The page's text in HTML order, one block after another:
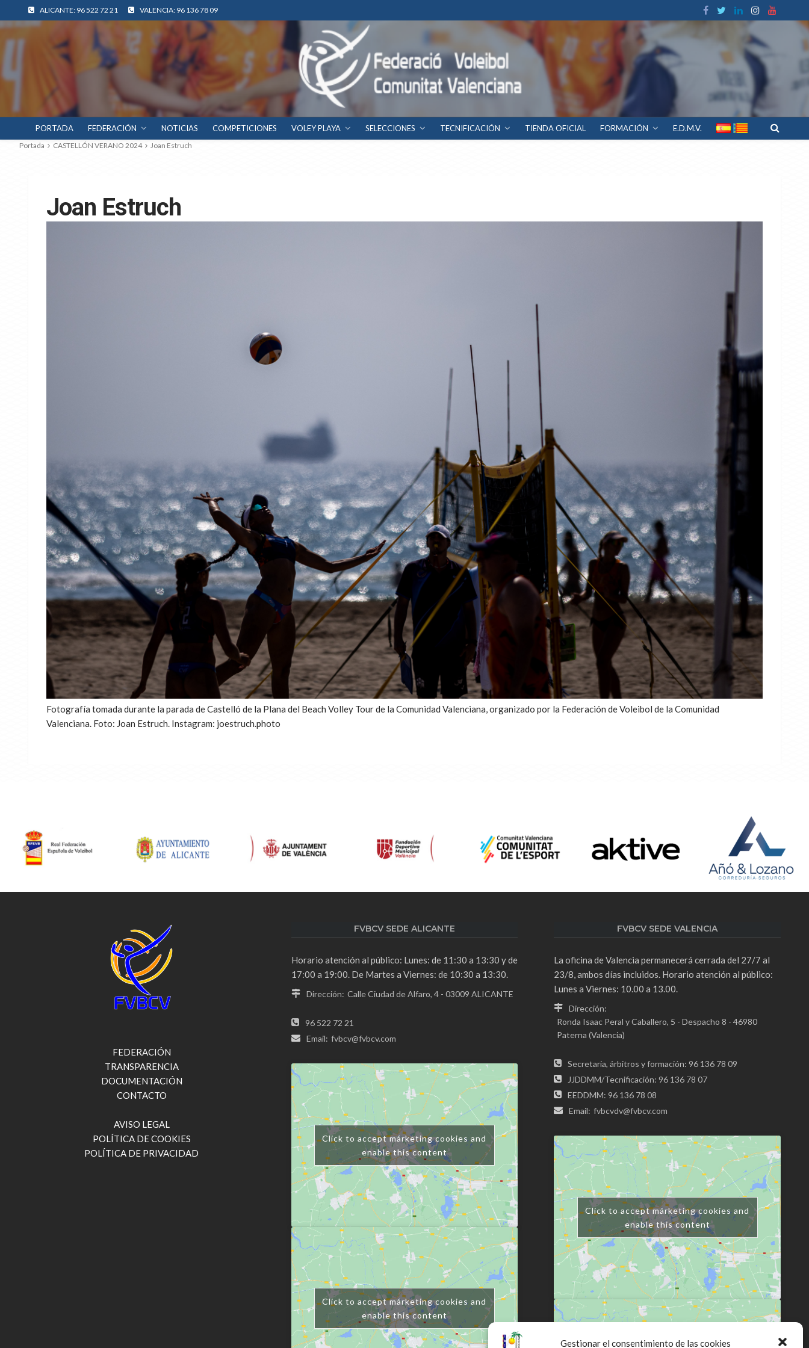
Gestionar el consentimiento de las cookies
ALICANTE: 96 522 72 21 VALENCIA: 96 136 78 09
PORTADA FEDERACIÓN NOTICIAS COMPETICIONES VOLEY PLAYA SELECCIONES TECNIFICACIÓN TIENDA OFICIAL FORMACIÓN E.D.M.V.
Portada CASTELLÓN VERANO 2024 Joan Estruch
Joan Estruch
Fotografía tomada durante la parada de Castelló de la Plana del Beach Volley Tour de la Comunidad Valenciana, organizado por la Federación de Voleibol de la Comunidad
Valenciana. Foto: Joan Estruch. Instagram: joestruch.photo
FEDERACIÓN
TRANSPARENCIA
DOCUMENTACIÓN
CONTACTO
AVISO LEGAL
POLÍTICA DE COOKIES
POLÍTICA DE PRIVACIDAD
FVBCV SEDE ALICANTE
Horario atención al público: Lunes: de 11:30 a 13:30 y de
17:00 a 19:00. De Martes a Viernes: de 10:30 a 13:30.
Dirección: Calle Ciudad de Alfaro, 4 - 03009 ALICANTE
96 522 72 21
Email: fvbcv@fvbcv.com
Click to accept márketing cookies and
enable this content
Click to accept márketing cookies and
enable this content
FVBCV SEDE VALENCIA
La oficina de Valencia permanecerá cerrada del 27/7 al
23/8, ambos días incluidos. Horario atención al público:
Lunes a Viernes: 10.00 a 13.00.
Dirección:
Ronda Isaac Peral y Caballero, 5 - Despacho 8 - 46980
Paterna (Valencia)
Secretaria, árbitros y formación: 96 136 78 09
JJDDMM/Tecnificación: 96 136 78 07
EEDDMM: 96 136 78 08
Email: fvbcvdv@fvbcv.com
Click to accept márketing cookies and
enable this content